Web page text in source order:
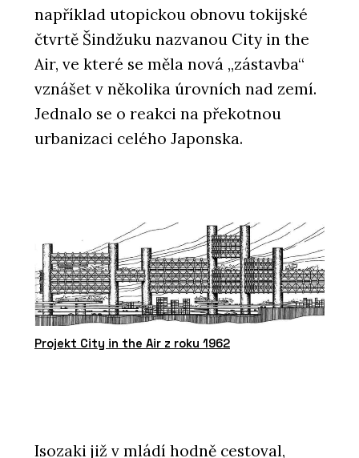
například utopickou obnovu tokijské
čtvrtě Šindžuku nazvanou City in the
Air, ve které se měla nová „zástavba“
vznášet v několika úrovních nad zemí.
Jednalo se o reakci na překotnou
urbanizaci celého Japonska.
Projekt City in the Air z roku 1962
Isozaki již v mládí hodně cestoval,